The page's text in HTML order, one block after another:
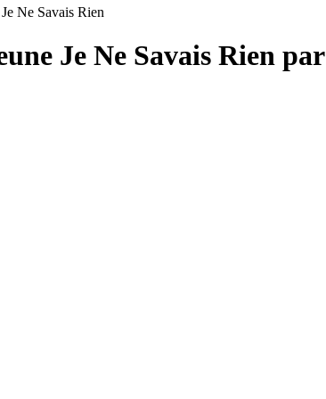
Ne Savais Rien
Je Ne Savais Rien par